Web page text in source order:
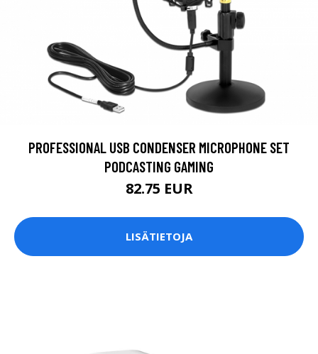
PROFESSIONAL USB CONDENSER MICROPHONE SET
PODCASTING GAMING
82.75 EUR
LISÄTIETOJA